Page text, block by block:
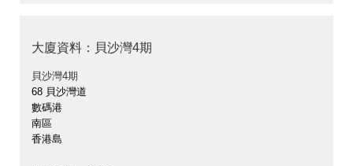
大廈資料：貝沙灣4期
貝沙灣4期
68 貝沙灣道
數碼港
南區
香港島